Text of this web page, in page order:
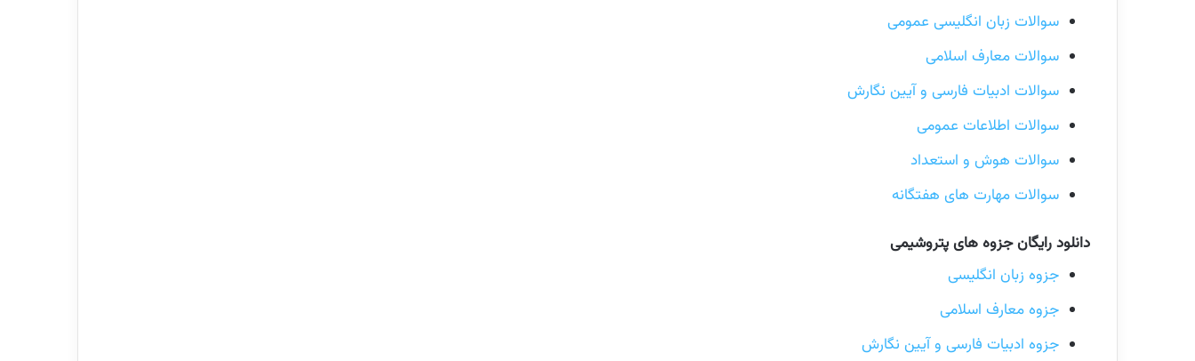
سوالات زبان انگلیسی عمومی
سوالات معارف اسلامی
سوالات ادبیات فارسی و آیین نگارش
سوالات اطلاعات عمومی
سوالات هوش و استعداد
سوالات مهارت های هفتگانه
دانلود رایگان جزوه های پتروشیمی
جزوه زبان انگلیسی
جزوه معارف اسلامی
جزوه ادبیات فارسی و آیین نگارش